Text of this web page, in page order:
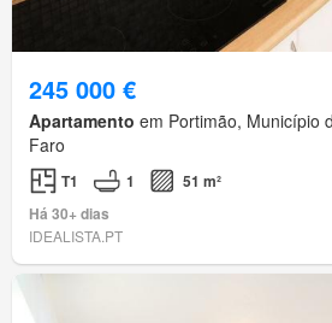
245 000 €
Apartamento em Portimão, Município
Faro
T1 1
51 m²
Há 30+ dias
IDEALISTA.PT